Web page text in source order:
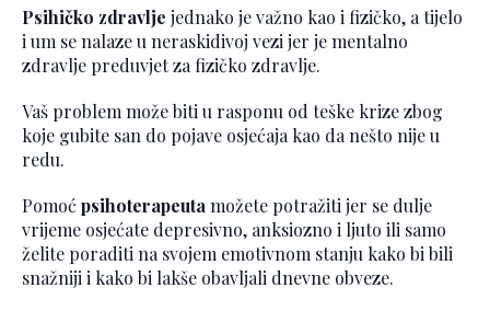
Psihičko zdravlje jednako je važno kao i fizičko, a tijelo
i um se nalaze u neraskidivoj vezi jer je mentalno
zdravlje preduvjet za fizičko zdravlje.
Vaš problem može biti u rasponu od teške krize zbog
koje gubite san do pojave osjećaja kao da nešto nije u
redu.
Pomoć psihoterapeutamožete potražiti jer se dulje
vrijeme osjećate depresivno, anksiozno i ljuto ili samo
želite poraditi na svojem emotivnom stanju kako bi bili
snažniji i kako bi lakše obavljali dnevne obveze.